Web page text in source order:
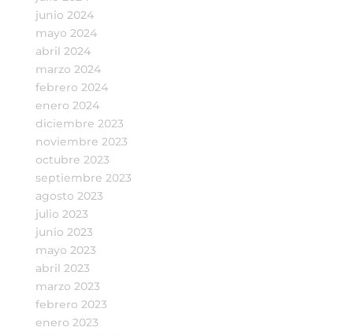
junio 2024
mayo 2024
abril 2024
marzo 2024
febrero 2024
enero 2024
diciembre 2023
noviembre 2023
octubre 2023
septiembre 2023
agosto 2023
julio 2023
junio 2023
mayo 2023
abril 2023
marzo 2023
febrero 2023
enero 2023